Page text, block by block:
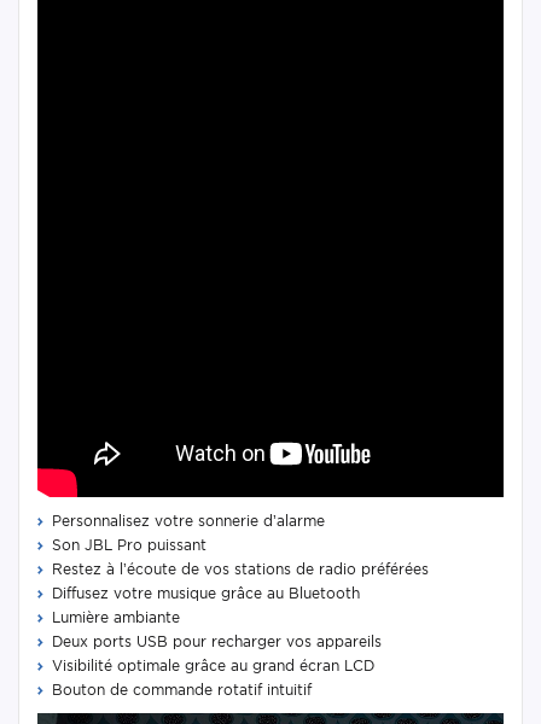
Personnalisez votre sonnerie d’alarme
Son JBL Pro puissant
Restez à l’écoute de vos stations de radio préférées
Diffusez votre musique grâce au Bluetooth
Lumière ambiante
Deux ports USB pour recharger vos appareils
Visibilité optimale grâce au grand écran LCD
Bouton de commande rotatif intuitif